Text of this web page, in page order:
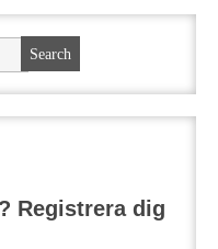
Registrera dig